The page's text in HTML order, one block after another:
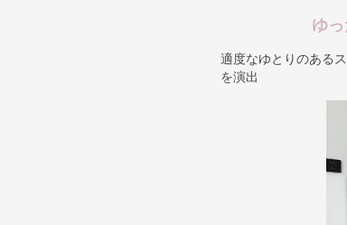
ゆ
適度なゆとりのある
を演出